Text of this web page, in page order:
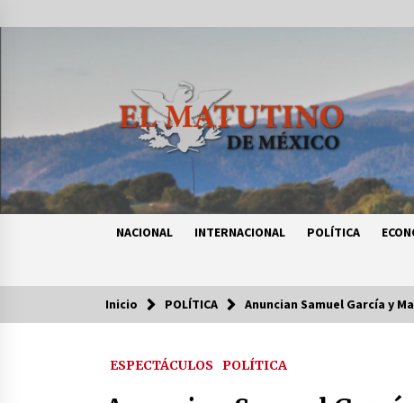
al
NACIONAL INTERNACIONAL POLÍTICA
Tendencias
Certificado de Dafne Quintos revela
Inicio POLÍTICA Anuncian Samuel García y
ESPECTÁCULOS POLÍTICA